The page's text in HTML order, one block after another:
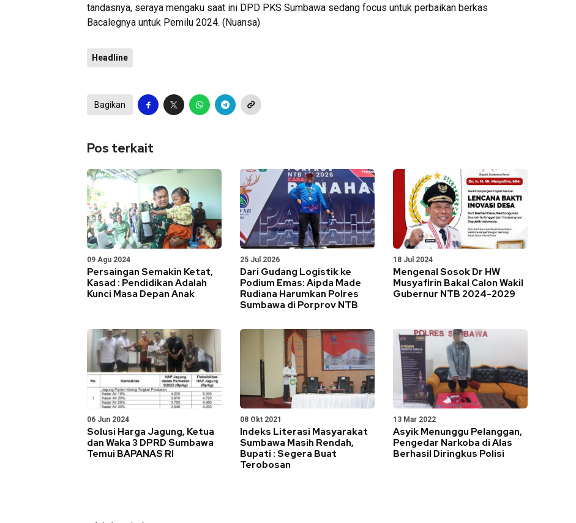
tandasnya, seraya mengaku saat ini DPD PKS Sumbawa sedang focus untuk perbaikan berkas
Bacalegnya untuk Pemilu 2024. (Nuansa)
Headline
Bagikan
Pos terkait
09 Agu 2024
Persaingan Semakin Ketat,
Kasad : Pendidikan Adalah
Kunci Masa Depan Anak
25 Jul 2026
Dari Gudang Logistik ke
Podium Emas: Aipda Made
Rudiana Harumkan Polres
Sumbawa di Porprov NTB
18 Jul 2024
Mengenal Sosok Dr HW
Musyafirin Bakal Calon Wakil
Gubernur NTB 2024-2029
06 Jun 2024
Solusi Harga Jagung, Ketua
dan Waka 3 DPRD Sumbawa
Temui BAPANAS RI
08 Okt 2021
Indeks Literasi Masyarakat
Sumbawa Masih Rendah,
Bupati : Segera Buat
Terobosan
13 Mar 2022
Asyik Menunggu Pelanggan,
Pengedar Narkoba di Alas
Berhasil Diringkus Polisi